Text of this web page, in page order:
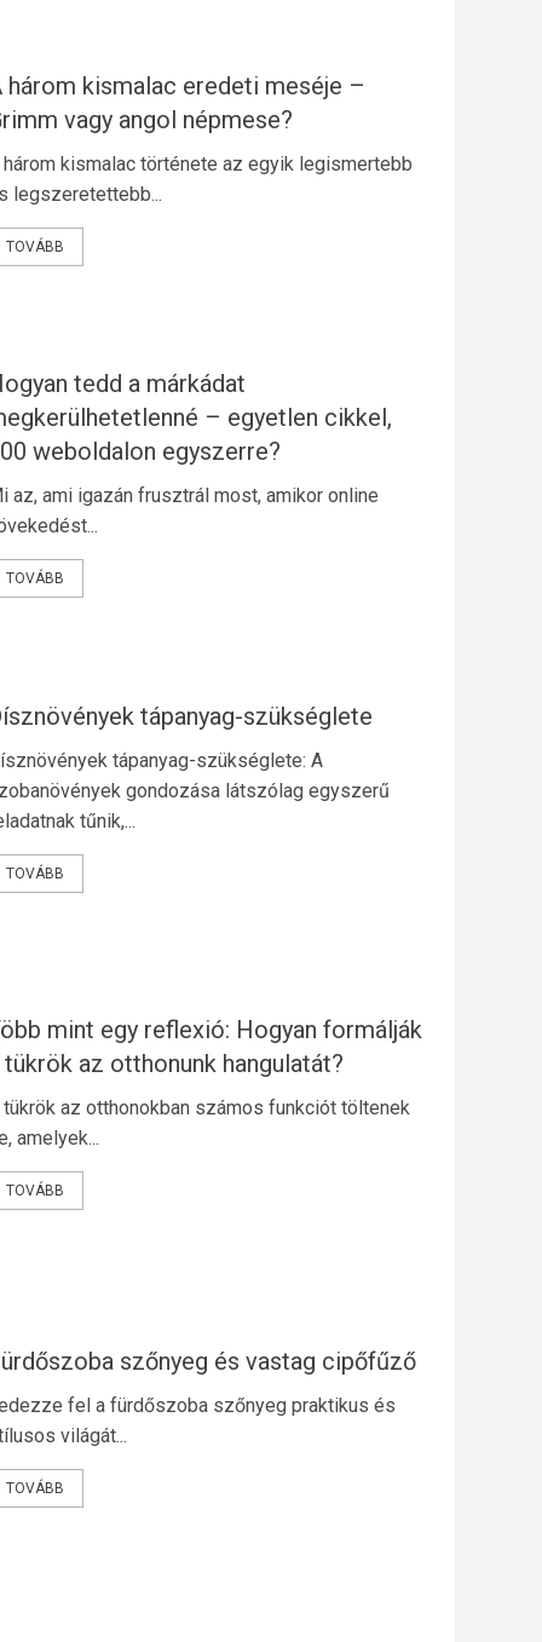
6
– Grimm vagy angol népmese?
3
Dísznövények tápanyag-
három kismalac eredeti meséje –
vagy angol népmese?
három kismalac története az egyik legismertebb
legszeretettebb...
TOVÁBB
tedd a márkádat
– egyetlen cikkel,
weboldalon egyszerre?
az, ami igazán frusztrál most, amikor online
TOVÁBB
tápanyag-szükséglete
tápanyag-szükséglete: A
gondozása látszólag egyszerű
tűnik,...
TOVÁBB
mint egy reflexió: Hogyan formálják
tükrök az otthonunk hangulatát?
tükrök az otthonokban számos funkciót töltenek
amelyek...
TOVÁBB
szőnyeg és vastag cipőfűző
fel a fürdőszoba szőnyeg praktikus és
világát...
TOVÁBB